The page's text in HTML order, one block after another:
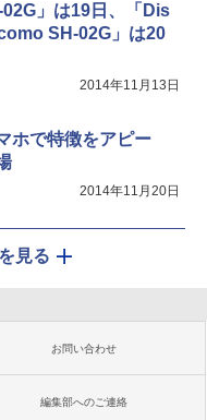
02G」は19日、「Dis
SH-02G」は20
2014年11月13日
ホで特徴をアピー
2014年11月20日
見る
お問い合わせ
編集部へのご連絡